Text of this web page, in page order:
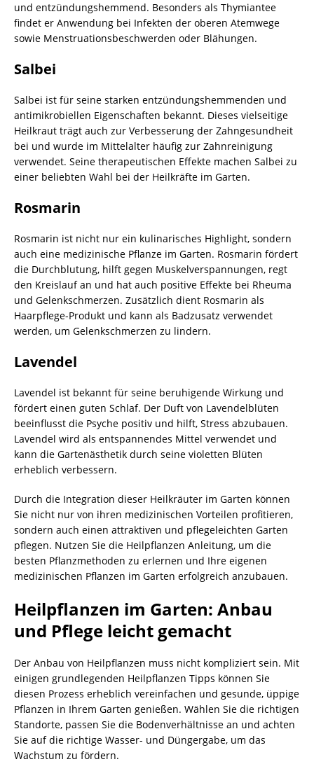
und entzündungshemmend. Besonders als Thymiantee
findet er Anwendung bei Infekten der oberen Atemwege
sowie Menstruationsbeschwerden oder Blähungen.
Salbei
Salbei ist für seine starken entzündungshemmenden und
antimikrobiellen Eigenschaften bekannt. Dieses vielseitige
Heilkraut trägt auch zur Verbesserung der Zahngesundheit
bei und wurde im Mittelalter häufig zur Zahnreinigung
verwendet. Seine therapeutischen Effekte machen Salbei zu
einer beliebten Wahl bei der Heilkräfte im Garten.
Rosmarin
Rosmarin ist nicht nur ein kulinarisches Highlight, sondern
auch eine medizinische Pflanze im Garten. Rosmarin fördert
die Durchblutung, hilft gegen Muskelverspannungen, regt
den Kreislauf an und hat auch positive Effekte bei Rheuma
und Gelenkschmerzen. Zusätzlich dient Rosmarin als
Haarpflege-Produkt und kann als Badzusatz verwendet
werden, um Gelenkschmerzen zu lindern.
Lavendel
Lavendel ist bekannt für seine beruhigende Wirkung und
fördert einen guten Schlaf. Der Duft von Lavendelblüten
beeinflusst die Psyche positiv und hilft, Stress abzubauen.
Lavendel wird als entspannendes Mittel verwendet und
kann die Gartenästhetik durch seine violetten Blüten
erheblich verbessern.
Durch die Integration dieser Heilkräuter im Garten können
Sie nicht nur von ihren medizinischen Vorteilen profitieren,
sondern auch einen attraktiven und pflegeleichten Garten
pflegen. Nutzen Sie die Heilpflanzen Anleitung, um die
besten Pflanzmethoden zu erlernen und Ihre eigenen
medizinischen Pflanzen im Garten erfolgreich anzubauen.
Heilpflanzen im Garten: Anbau
und Pflege leicht gemacht
Der Anbau von Heilpflanzen muss nicht kompliziert sein. Mit
einigen grundlegenden Heilpflanzen Tipps können Sie
diesen Prozess erheblich vereinfachen und gesunde, üppige
Pflanzen in Ihrem Garten genießen. Wählen Sie die richtigen
Standorte, passen Sie die Bodenverhältnisse an und achten
Sie auf die richtige Wasser- und Düngergabe, um das
Wachstum zu fördern.